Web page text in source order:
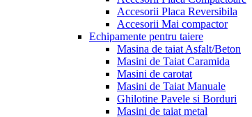
Accesorii Placa Reversibila
Accesorii Mai compactor
Echipamente pentru taiere
Masina de taiat Asfalt/Beton
Masini de Taiat Caramida
Masini de carotat
Masini de Taiat Manuale
Ghilotine Pavele si Borduri
Masini de taiat metal